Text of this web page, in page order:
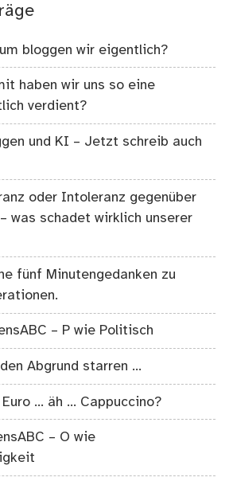
bloggen wir eigentlich?
haben wir uns so eine
verdient?
und KI – Jetzt schreib auch
oder Intoleranz gegenüber
was schadet wirklich unserer
fünf Minutengedanken zu
– P wie Politisch
Abgrund starren …
… äh … Cappuccino?
– O wie